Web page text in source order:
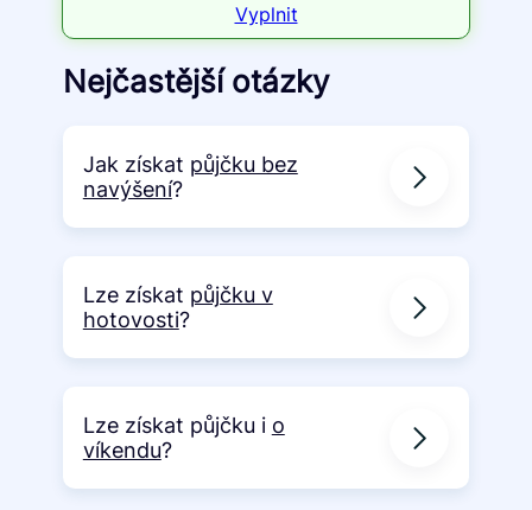
Vyplnit
Nejčastější otázky
Jak získat půjčku bez
navýšení?
Lze získat půjčku v
hotovosti?
Lze získat půjčku i o
víkendu?